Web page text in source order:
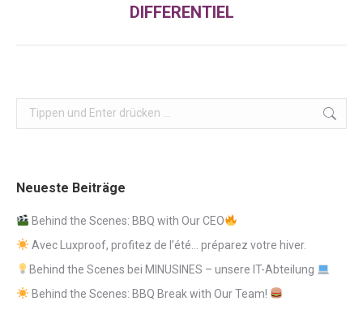
Beitrag:
DIFFERENTIEL
Search:
Neueste Beiträge
Behind the Scenes: BBQ with Our CEO
Avec Luxproof, profitez de l’été… préparez votre hiver.
Behind the Scenes bei MINUSINES – unsere IT-Abteilung
Behind the Scenes: BBQ Break with Our Team!